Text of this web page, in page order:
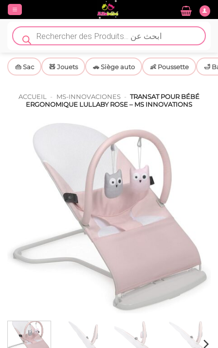
Passer
contenu
Recherche
de
produits
👜 Sac 🧸 Jouets 🚗 Siège auto 👶 Poussette 🛁
ACCUEIL - MS-INNOVACIONES - TRANSAT POUR BÉBÉ
ERGONOMIQUE LULLABY ROSE – MS INNOVATIONS